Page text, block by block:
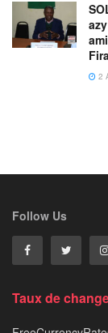
2
Follow Us
Taux de